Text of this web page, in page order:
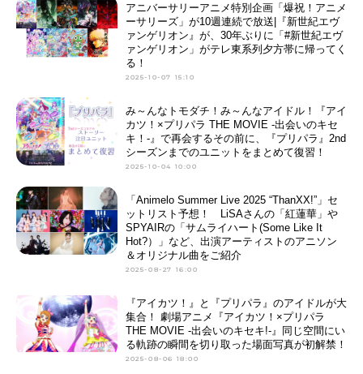
アニバーサリーアニメ特別企画「爆祝！アニメ
ーサリーズ」が10週連続で放送|『新世紀エヴ
ァンゲリオン』が、30年ぶりに「#新世紀エヴ
ァンゲリオン」がテレ東系列夕方帯に帰ってく
る！
2025-10-07 15:10
み～んなトモダチ！み～んなアイドル！『アイ
カツ！×プリパラ THE MOVIE -出会いのキセ
キ！-』で再会するその前に、『プリパラ』2nd
シーズンまでのユニットをまとめて復習！
2025-10-04 10:00
「Animelo Summer Live 2025 “ThanXX!”」セ
ットリスト予想！ LiSAさんの「紅蓮華」や
SPYAIRの「サムライハート(Some Like It
Hot?）」など、出演アーティストのアニソン
＆オリジナル曲をご紹介
2025-08-27 16:00
『アイカツ！』と『プリパラ』のアイドルが大
集合！ 劇場アニメ『アイカツ！×プリパラ
THE MOVIE -出会いのキセキ!-』同じ空間にい
る軌跡の瞬間を切り取った場面写真が初解禁！
2025-08-06 18:00